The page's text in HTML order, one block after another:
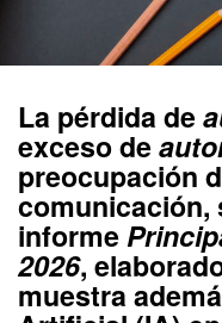
La pérdida de
exceso de
preocupación
comunicación,
informe
2026,
muestra